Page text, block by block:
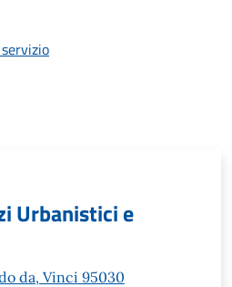
Urbanistici e
da, Vinci 95030